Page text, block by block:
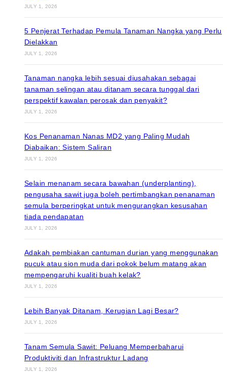
JULY 1, 2026
5 Penjerat Terhadap Pemula Tanaman Nangka yang Perlu
Dielakkan
JULY 1, 2026
Tanaman nangka lebih sesuai diusahakan sebagai
tanaman selingan atau ditanam secara tunggal dari
perspektif kawalan perosak dan penyakit?
JULY 1, 2026
Kos Penanaman Nanas MD2 yang Paling Mudah
Diabaikan: Sistem Saliran
JULY 1, 2026
Selain menanam secara bawahan (underplanting),
pengusaha sawit juga boleh pertimbangkan penanaman
semula berperingkat untuk mengurangkan kesusahan
tiada pendapatan
JULY 1, 2026
Adakah pembiakan cantuman durian yang menggunakan
pucuk atau sion muda dari pokok belum matang akan
mempengaruhi kualiti buah kelak?
JULY 1, 2026
Lebih Banyak Ditanam, Kerugian Lagi Besar?
JULY 1, 2026
Tanam Semula Sawit: Peluang Memperbaharui
Produktiviti dan Infrastruktur Ladang
JULY 1, 2026